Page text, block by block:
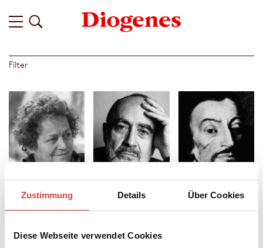
Zustimmung Details Über Cookies
Diese Webseite verwendet Cookies
Filter
Liliana
Betti
Harold
Brodkey
Angelus Silesius